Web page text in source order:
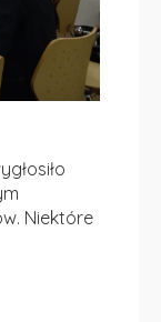
Niektóre